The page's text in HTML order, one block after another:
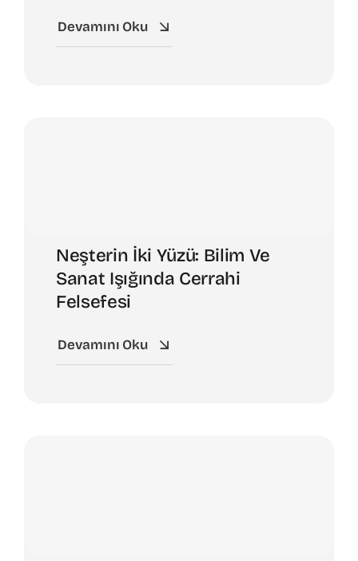
Devamını Oku
Neşterin İki Yüzü: Bilim Ve
Sanat Işığında Cerrahi
Felsefesi
Devamını Oku